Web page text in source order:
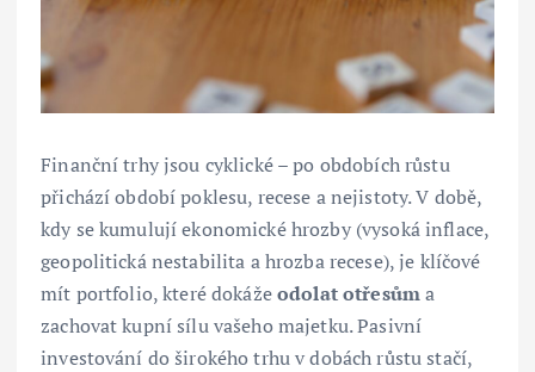
Finanční trhy jsou cyklické – po obdobích růstu
přichází období poklesu, recese a nejistoty. V době,
kdy se kumulují ekonomické hrozby (vysoká inflace,
geopolitická nestabilita a hrozba recese), je klíčové
mít portfolio, které dokážeodolat otřesůma
zachovat kupní sílu vašeho majetku. Pasivní
investování do širokého trhu v dobách růstu stačí,